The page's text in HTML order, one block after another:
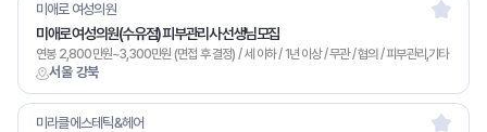
서울 강북
미애로 여성의원
미애로 여성의원(수유점) 피부관리사 선생님모집
연봉 2,800만원~3,300만원 (면접 후 결정) / 세 이하 / 1년 이상 / 무관 / 협의 / 피부관리,기타
미라클에스테틱&헤어